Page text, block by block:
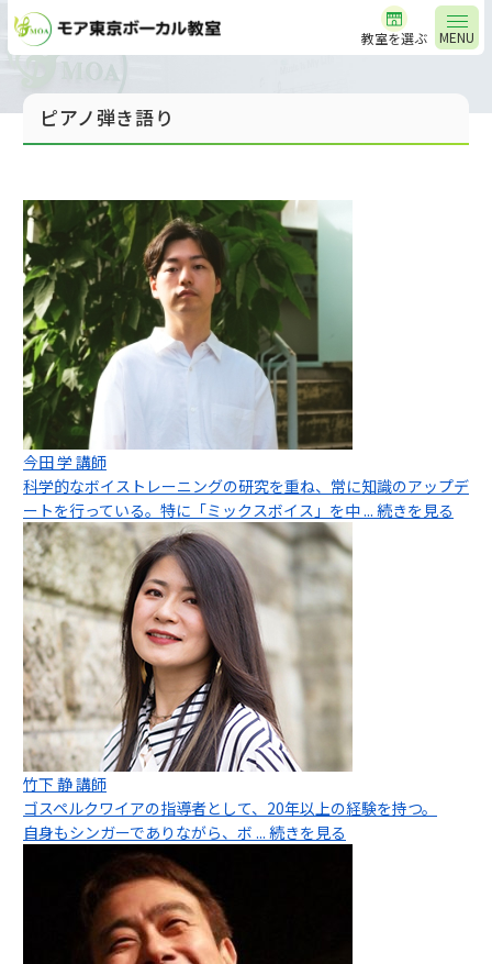
MENU
教室を選ぶ
ピアノ弾き語り
今田 学 講師
科学的なボイストレーニングの研究を重ね、常に知識のアップデ
ートを行っている。特に「ミックスボイス」を中... 続きを見る
竹下 静 講師
ゴスペルクワイアの指導者として、20年以上の経験を持つ。
自身もシンガーでありながら、ボ ... 続きを見る